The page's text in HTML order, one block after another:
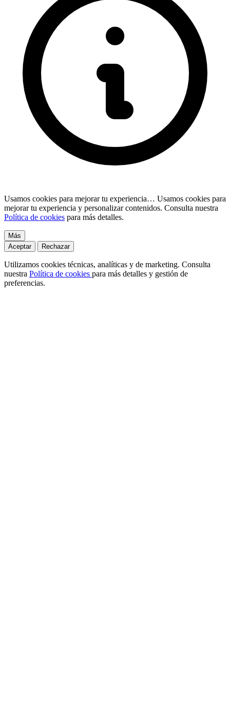
Usamos cookies para mejorar tu experiencia… Usamos cookies para
mejorar tu experiencia y personalizar contenidos. Consulta nuestra
Política de cookies para más detalles.
Más
Aceptar
Rechazar
Utilizamos cookies técnicas, analíticas y de marketing. Consulta
nuestra Política de cookies para más detalles y gestión de
preferencias.